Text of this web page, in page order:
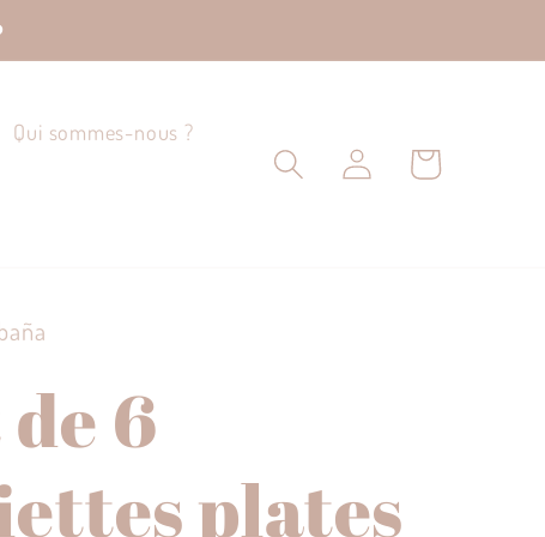
Qui sommes-nous ?
Connexion Panier
6
plates